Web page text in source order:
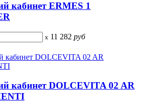
кабинет ERMES 1
x 11 282 руб
кабинет DOLCEVITA 02 AR